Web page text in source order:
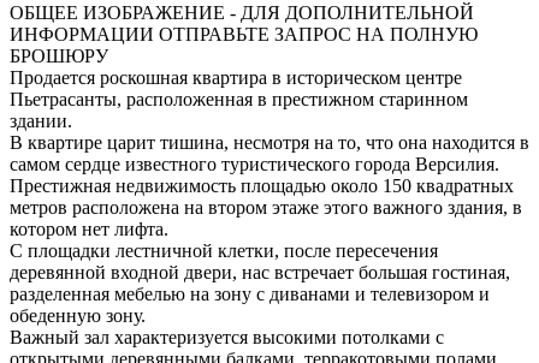
ОБЩЕЕ ИЗОБРАЖЕНИЕ - ДЛЯ ДОПОЛНИТЕЛЬНОЙ
ИНФОРМАЦИИ ОТПРАВЬТЕ ЗАПРОС НА ПОЛНУЮ
БРОШЮРУ
Продается роскошная квартира в историческом центре
Пьетрасанты, расположенная в престижном старинном
здании.
В квартире царит тишина, несмотря на то, что она находится в
самом сердце известного туристического города Версилия.
Престижная недвижимость площадью около 150 квадратных
метров расположена на втором этаже этого важного здания, в
котором нет лифта.
С площадки лестничной клетки, после пересечения
деревянной входной двери, нас встречает большая гостиная,
разделенная мебелью на зону с диванами и телевизором и
обеденную зону.
Важный зал характеризуется высокими потолками с
открытыми деревянными балками, терракотовыми полами,